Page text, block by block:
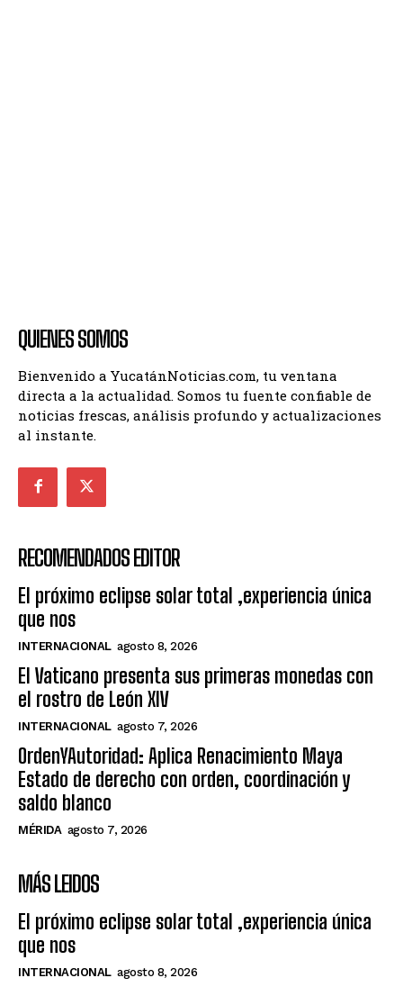
QUIENES SOMOS
Bienvenido a YucatánNoticias.com, tu ventana
directa a la actualidad. Somos tu fuente confiable de
noticias frescas, análisis profundo y actualizaciones
al instante.
RECOMENDADOS EDITOR
El próximo eclipse solar total ,experiencia única
que nos
INTERNACIONAL agosto 8, 2026
El Vaticano presenta sus primeras monedas con
el rostro de León XIV
INTERNACIONAL agosto 7, 2026
OrdenYAutoridad: Aplica Renacimiento Maya
Estado de derecho con orden, coordinación y
saldo blanco
MÉRIDA agosto 7, 2026
MÁS LEIDOS
El próximo eclipse solar total ,experiencia única
que nos
INTERNACIONAL agosto 8, 2026